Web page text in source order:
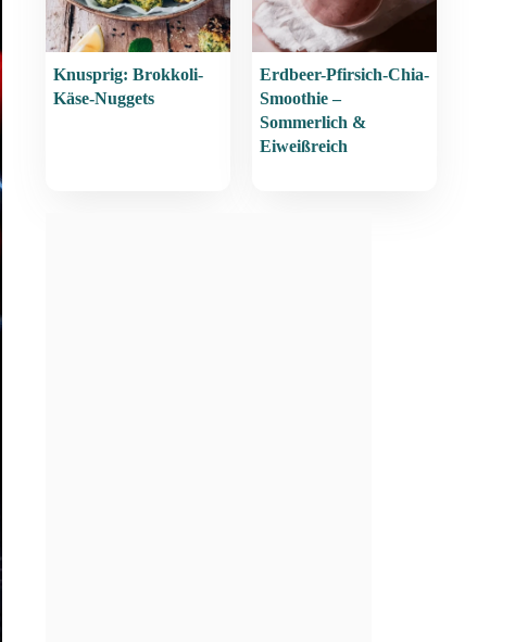
Knusprig: Brokkoli-
Käse-Nuggets
Erdbeer-Pfirsich-Chia-
Smoothie –
Sommerlich &
Eiweißreich